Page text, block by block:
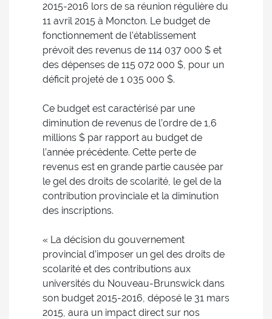
2015-2016 lors de sa réunion régulière du
11 avril 2015 à Moncton. Le budget de
fonctionnement de l’établissement
prévoit des revenus de 114 037 000 $ et
des dépenses de 115 072 000 $, pour un
déficit projeté de 1 035 000 $.
Ce budget est caractérisé par une
diminution de revenus de l’ordre de 1,6
millions $ par rapport au budget de
l’année précédente. Cette perte de
revenus est en grande partie causée par
le gel des droits de scolarité, le gel de la
contribution provinciale et la diminution
des inscriptions.
« La décision du gouvernement
provincial d’imposer un gel des droits de
scolarité et des contributions aux
universités du Nouveau-Brunswick dans
son budget 2015-2016, déposé le 31 mars
2015, aura un impact direct sur nos